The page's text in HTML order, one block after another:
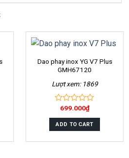
Dao phay inox YG V7 Plus
GMH67120
Lượt xem: 1869
out
of
5
699.000₫
ADD TO CART